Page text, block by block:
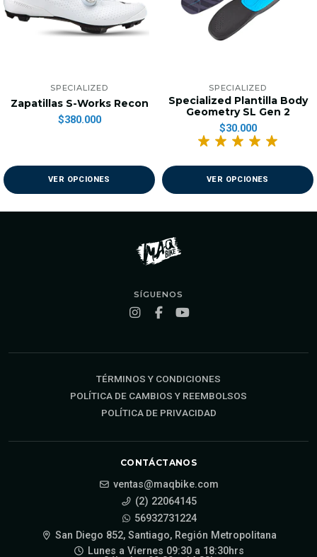
SPECIALIZED
Zapatillas S-Works Recon
$380.000
VER OPCIONES
SPECIALIZED
Specialized Plantilla Body
Geometry SL Gen 2
$30.000
VER OPCIONES
SÍGUENOS
TÉRMINOS Y CONDICIONES
POLÍTICA DE CAMBIOS Y REEMBOLSOS
POLÍTICA DE PRIVACIDAD
CONTÁCTANOS
ventas@maqbike.com
(2) 22064145
56932731224
San Diego 852, Santiago, Región Metropolitana
Lunes a Viernes 09:30 a 18:30hrs